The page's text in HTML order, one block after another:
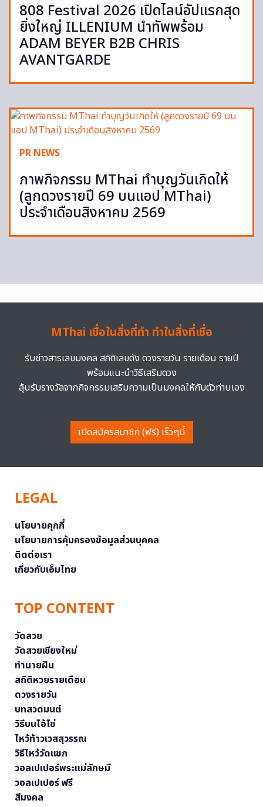
808 Festival 2026 เปิดไลน์อัปแรกสุด
ยิ่งใหญ่ ILLENIUM นำทัพพร้อม
ADAM BEYER B2B CHRIS
AVANTGARDE
PR NEWS
ภาพกิจกรรม MThai ทำบุญวันเกิดให้
(ลูกดวงรายปี 69 บนแอป MThai)
ประจำเดือนสิงหาคม 2569
MThai เชื่อในสิ่งที่ทำ ทำในสิ่งที่เชื่อ
รับข่าวสารเลขมงคล สถิติเลขดัง ดวงรายวัน รายเดือน รายปี
พร้อมแนะนำวิธีเสริมดวง
ลุ้นรับรางวัลจากกิจกรรมเสริมความเป็นมงคลให้กับตัวท่านเอง
เปิดสมัครสมาชิก (ฟรี) เร็วๆนี้
LEGAL
นโยบายคุกกี้
นโยบายการคุ้มครองข้อมูลส่วนบุคคล
ติดต่อเรา
เกี่ยวกับเอ็มไทย
TOP CONTENT
วัดสวย
วัดสวยเชียงใหม่
ทำนายฝัน
สถิติหวยรายเดือน
ดวงรายวัน
บทสวดมนต์
วิธีบนไอ้ไข่
ไหว้ท้าวเวสสุวรรณ
วิธีไหว้วัดแขก
วอลเปเปอร์พระแม่ลักษมี
วอลเปเปอร์ ฟรี
สีมงคล